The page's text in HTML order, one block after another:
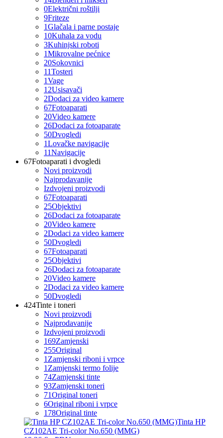
0Električni roštilji
9Friteze
1Glačala i parne postaje
10Kuhala za vodu
3Kuhinjski roboti
1Mikrovalne pećnice
20Sokovnici
11Tosteri
1Vage
12Usisavači
2Dodaci za video kamere
67Fotoaparati
20Video kamere
26Dodaci za fotoaparate
50Dvogledi
1Lovačke navigacije
11Navigacije
67Fotoaparati i dvogledi
Novi proizvodi
Najprodavanije
Izdvojeni proizvodi
67Fotoaparati
25Objektivi
26Dodaci za fotoaparate
20Video kamere
2Dodaci za video kamere
50Dvogledi
67Fotoaparati
25Objektivi
26Dodaci za fotoaparate
20Video kamere
2Dodaci za video kamere
50Dvogledi
424Tinte i toneri
Novi proizvodi
Najprodavanije
Izdvojeni proizvodi
169Zamjenski
255Original
1 Zamjenski riboni i vrpce
1 Zamjenski termo folije
74Zamjenski tinte
93Zamjenski toneri
71Original toneri
6Original riboni i vrpce
178Original tinte
Tinta HP
CZ102AE Tri-color No.650 (MMG)